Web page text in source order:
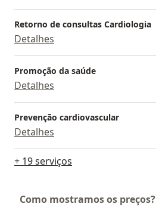
Retorno de consultas Cardiologia
Detalhes
Promoção da saúde
Detalhes
Prevenção cardiovascular
Detalhes
+ 19 serviços
Como mostramos os preços?